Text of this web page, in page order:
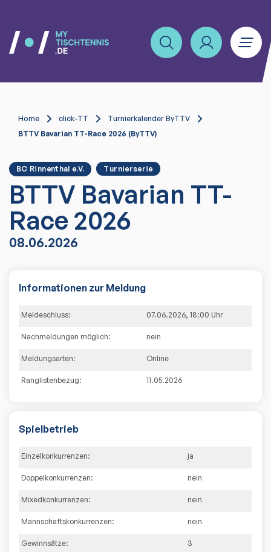
Home click-TT
Turnierkalender ByTTV
BTTV Bavarian TT-Race 2026 (ByTTV)
BC Rinnenthal e.V. Turnierserie
BTTV Bavarian TT-
Race 2026
08.06.2026
Informationen zur Meldung
Meldeschluss: 07.06.2026, 18:00 Uhr
Nachmeldungen möglich: nein
Meldungsarten: Online
Ranglistenbezug: 11.05.2026
Spielbetrieb
Einzelkonkurrenzen: ja
Doppelkonkurrenzen: nein
Mixedkonkurrenzen: nein
Mannschaftskonkurrenzen: nein
Gewinnsätze: 3